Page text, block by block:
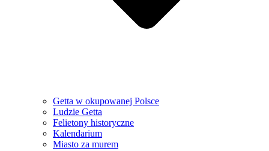
Getta w okupowanej Polsce
Ludzie Getta
Felietony historyczne
Kalendarium
Miasto za murem